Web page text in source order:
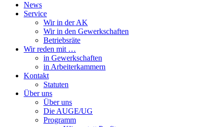
News
Service
Wir in der AK
Wir in den Gewerkschaften
Betriebsräte
Wir reden mit …
in Gewerkschaften
in Arbeiterkammern
Kontakt
Statuten
Über uns
Über uns
Die AUGE/UG
Programm